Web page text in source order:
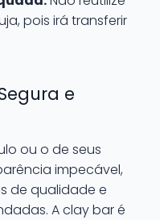
pois irá transferir
e
ou o de seus
impecável,
de qualidade e
A clay bar é